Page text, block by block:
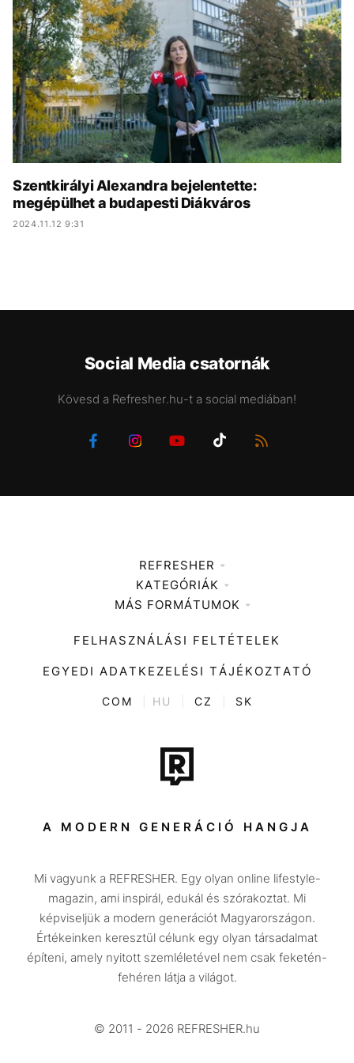
KÖZÉLET UTAZÁS
ÉLETMÓD DESIGN
BESZÉLGETÉSEK ARCOK
VIDEÓ TÖRTÉNETEK
GASZTRO
Szentkirályi Alexandra bejelentette:
megépülhet a budapesti Diákváros
2024.11.12 9:31
Social Media csatornák
Kövesd a Refresher.hu-t a social mediában!
REFRESHER
Médiaajánlat
KATEGÓRIÁK
Zene
Divat
Kultúra
ENTR
Tech-Tudomány
Sport
Társadalom
Utazás
Életmód
Design
Beszélgetések
Videó
MÁS FORMÁTUMOK
FELHASZNÁLÁSI FELTÉTELEK
EGYEDI ADATKEZELÉSI TÁJÉKOZTATÓ
COM HU CZ SK
A MODERN GENERÁCIÓ HANGJA
Mi vagyunk a REFRESHER. Egy olyan online lifestyle-
magazin, ami inspirál, edukál és szórakoztat. Mi
képviseljük a modern generációt Magyarországon.
Értékeinken keresztül célunk egy olyan társadalmat
építeni, amely nyitott szemléletével nem csak feketén-
fehéren látja a világot.
© 2011 - 2026 REFRESHER.hu